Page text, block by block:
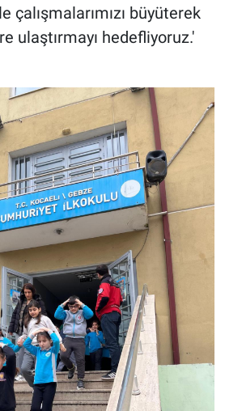
çalışmalarımızı büyüterek
ulaştırmayı hedefliyoruz.'